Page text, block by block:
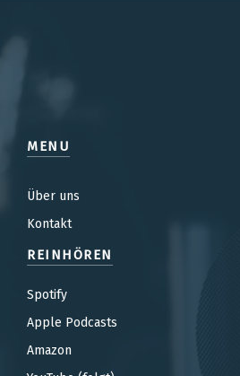
MENU
Über uns
Kontakt
REINHÖREN
Spotify
Apple Podcasts
Amazon